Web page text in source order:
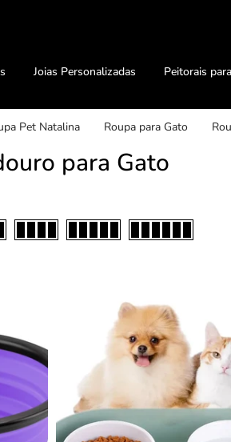
Joias Personalizadas Peitorais
Pet Natalina Roupa para Gato
para Gato